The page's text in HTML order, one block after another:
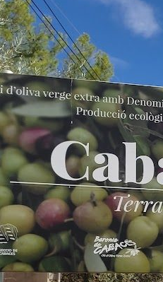
de Tarragona
sentència respecte
per Junts contra
de
el topònim
després d’haver
que ho faria per
Lingüística. En
ha decidit